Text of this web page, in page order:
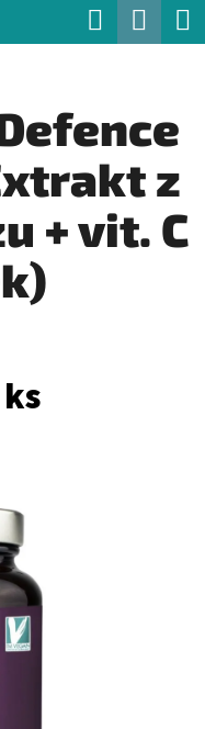
Hledat
z
+ vit. C